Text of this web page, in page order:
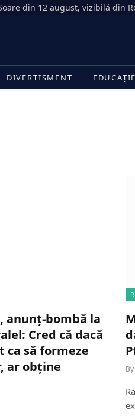
DIVERTISMENT EDUCAȚIE
anunț-bombă la
Cred că dacă
ca să formeze
ar obține
By